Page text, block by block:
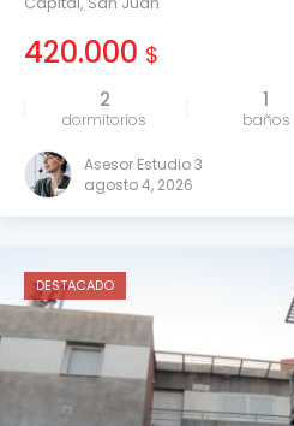
420.000 $
2 1
Asesor Estudio 3
agosto 4, 2026
DESTACADO